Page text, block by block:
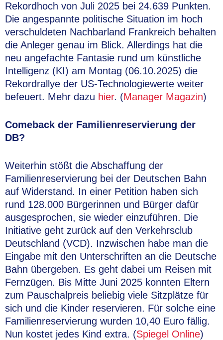
Rekordhoch von Juli 2025 bei 24.639 Punkten.
Die angespannte politische Situation im hoch
verschuldeten Nachbarland Frankreich behalten
die Anleger genau im Blick. Allerdings hat die
neu angefachte Fantasie rund um künstliche
Intelligenz (KI) am Montag (06.10.2025) die
Rekordrallye der US-Technologiewerte weiter
befeuert. Mehr dazu hier. (Manager Magazin)
Comeback der Familienreservierung der
DB?
Weiterhin stößt die Abschaffung der
Familienreservierung bei der Deutschen Bahn
auf Widerstand. In einer Petition haben sich
rund 128.000 Bürgerinnen und Bürger dafür
ausgesprochen, sie wieder einzuführen. Die
Initiative geht zurück auf den Verkehrsclub
Deutschland (VCD). Inzwischen habe man die
Eingabe mit den Unterschriften an die Deutsche
Bahn übergeben. Es geht dabei um Reisen mit
Fernzügen. Bis Mitte Juni 2025 konnten Eltern
zum Pauschalpreis beliebig viele Sitzplätze für
sich und die Kinder reservieren. Für solche eine
Familienreservierung wurden 10,40 Euro fällig.
Nun kostet jedes Kind extra. (Spiegel Online)